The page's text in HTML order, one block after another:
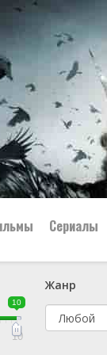
Сериалы
10
10
Жанр